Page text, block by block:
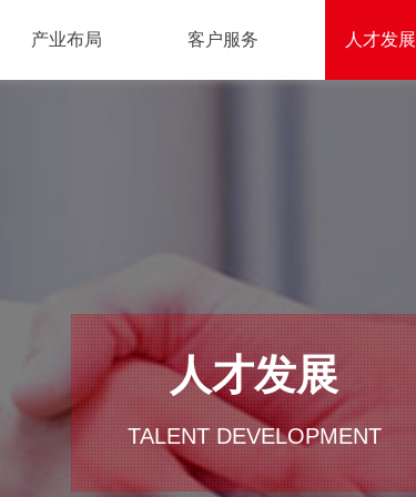
产业布局 客户服务 人才发展
人才发展
TALENT DEVELOPMENT